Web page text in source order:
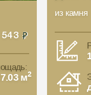
м2
из камня